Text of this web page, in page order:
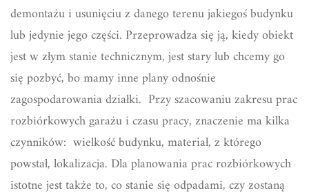
demontażu i usunięciu z danego terenu jakiegoś budynku
lub jedynie jego części. Przeprowadza się ją, kiedy obiekt
jest w złym stanie technicznym, jest stary lub chcemy go
się pozbyć, bo mamy inne plany odnośnie
zagospodarowania działki. Przy szacowaniu zakresu prac
rozbiórkowych garażu i czasu pracy, znaczenie ma kilka
czynników: wielkość budynku, materiał, z którego
powstał, lokalizacja. Dla planowania prac rozbiórkowych
istotne jest także to, co stanie się odpadami, czy zostaną